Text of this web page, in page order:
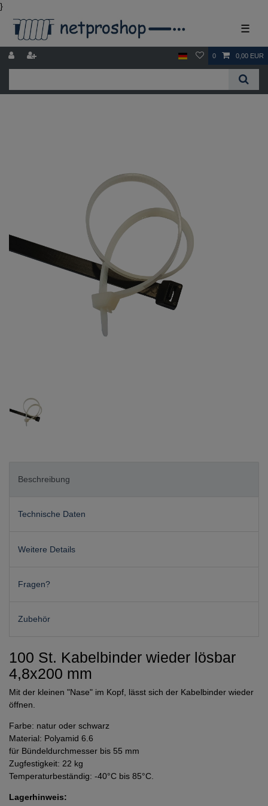
}
☰
0 0,00 EUR
Beschreibung
Technische Daten
Weitere Details
Fragen?
Zubehör
100 St. Kabelbinder wieder lösbar
4,8x200 mm
Mit der kleinen "Nase" im Kopf, lässt sich der Kabelbinder wieder
öffnen.
Farbe: natur oder schwarz
Material: Polyamid 6.6
für Bündeldurchmesser bis 55 mm
Zugfestigkeit: 22 kg
Temperaturbeständig: -40°C bis 85°C.
Lagerhinweis: